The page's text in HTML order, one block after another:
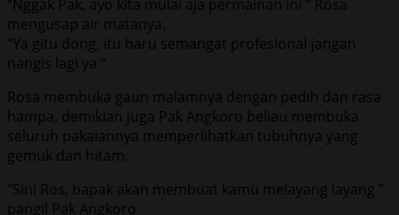
“Nggak Pak, ayo kita mulai aja permainan ini ” Rosa
mengusap air matanya.
“Ya gitu dong, itu baru semangat profesional jangan
nangis lagi ya “
Rosa membuka gaun malamnya dengan pedih dan rasa
hampa, demikian juga Pak Angkoro beliau membuka
seluruh pakaiannya memperlihatkan tubuhnya yang
gemuk dan hitam.
“Sini Ros, bapak akan membuat kamu melayang layang ”
pangil Pak Angkoro